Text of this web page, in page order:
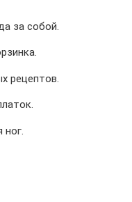
за собой.
рецептов.
ног.